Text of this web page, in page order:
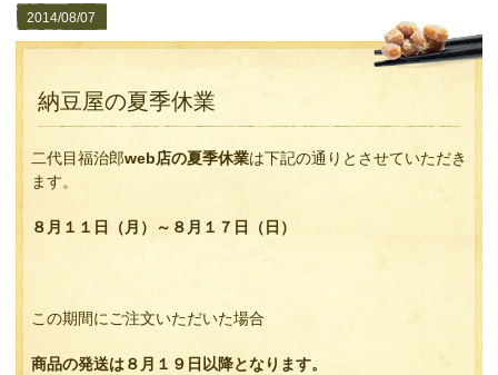
2014/08/07
納豆屋の夏季休業
二代目福治郎web店の夏季休業は下記の通りとさせていただき
ます。
８月１１日（月）～８月１７日（日）
この期間にご注文いただいた場合
商品の発送は８月１９日以降となります。